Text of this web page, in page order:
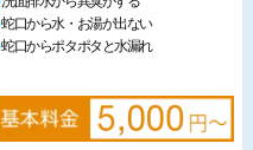
蛇口から水・お湯が出ない
蛇口からポタポタと水漏れ